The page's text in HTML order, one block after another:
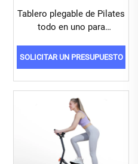
Tablero plegable de Pilates
todo en uno para
del cuerpo
SOLICITAR UN PRESUPUESTO